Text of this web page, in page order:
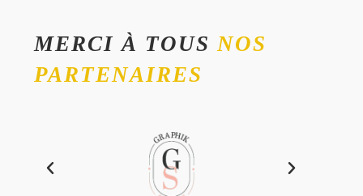
MERCI À TOUSNOS
PARTENAIRES